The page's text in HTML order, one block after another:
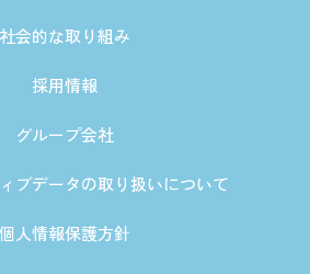
社会的な取り組み
採用情報
グループ会社
ブデータの取り扱いについて
個人情報保護方針